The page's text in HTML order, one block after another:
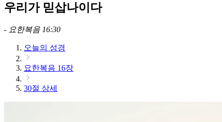
우리가 믿삽나이다
- 요한복음 16:30
오늘의 성경
요한복음 16장
30절 상세